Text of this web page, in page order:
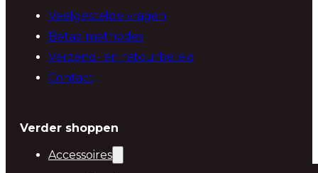
Veelgestelde vragen
Betaalmethodes
Verzend- en retourbeleid
Contact
Verder shoppen
Accessoires